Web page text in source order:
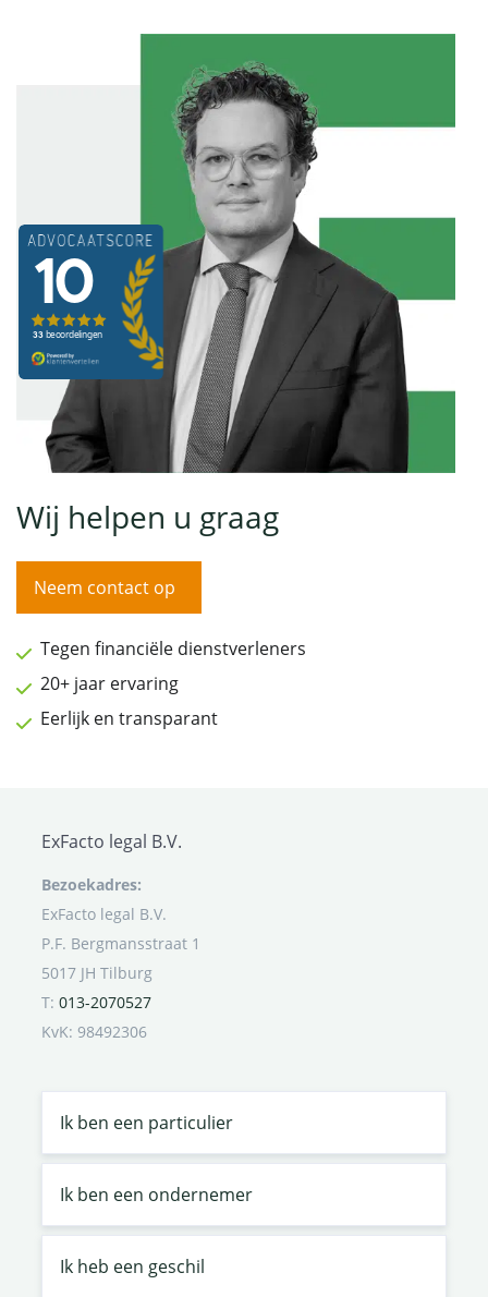
Wij helpen u graag
Neem contact op
Tegen financiële dienstverleners
20+ jaar ervaring
Eerlijk en transparant
ExFacto legal B.V.
Bezoekadres:
ExFacto legal B.V.
P.F. Bergmansstraat 1
5017 JH Tilburg
T: 013-2070527
KvK: 98492306
Ik ben een particulier
Ik ben een ondernemer
Ik heb een geschil